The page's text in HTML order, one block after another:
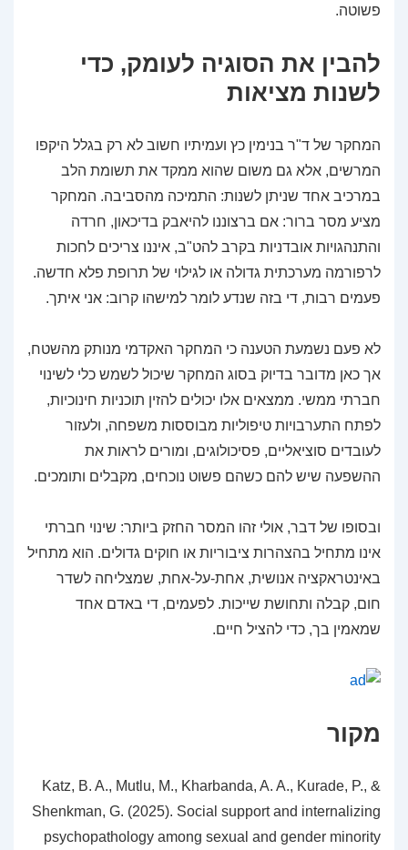
פשוטה.
להבין את הסוגיה לעומק, כדי
לשנות מציאות
המחקר של ד"ר בנימין כץ ועמיתיו חשוב לא רק בגלל היקפו
המרשים, אלא גם משום שהוא ממקד את תשומת הלב
במרכיב אחד שניתן לשנות: התמיכה מהסביבה. המחקר
מציע מסר ברור: אם ברצוננו להיאבק בדיכאון, חרדה
והתנהגויות אובדניות בקרב להט"ב, איננו צריכים לחכות
לרפורמה מערכתית גדולה או לגילוי של תרופת פלא חדשה.
פעמים רבות, די בזה שנדע לומר למישהו קרוב: אני איתך.
לא פעם נשמעת הטענה כי המחקר האקדמי מנותק מהשטח,
אך כאן מדובר בדיוק בסוג המחקר שיכול לשמש כלי לשינוי
חברתי ממשי. ממצאים אלו יכולים להזין תוכניות חינוכיות,
לפתח התערבויות טיפוליות מבוססות משפחה, ולעזור
לעובדים סוציאליים, פסיכולוגים, ומורים לראות את
ההשפעה שיש להם כשהם פשוט נוכחים, מקבלים ותומכים.
ובסופו של דבר, אולי זהו המסר החזק ביותר: שינוי חברתי
אינו מתחיל בהצהרות ציבוריות או חוקים גדולים. הוא מתחיל
באינטראקציה אנושית, אחת-על-אחת, שמצליחה לשדר
חום, קבלה ותחושת שייכות. לפעמים, די באדם אחד
שמאמין בך, כדי להציל חיים.
מקור
Katz, B. A., Mutlu, M., Kharbanda, A. A., Kurade, P., &
Shenkman, G. (2025). Social support and internalizing
psychopathology among sexual and gender minority